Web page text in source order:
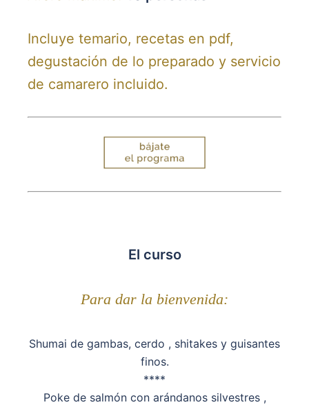
Incluye temario, recetas en pdf,
degustación de lo preparado y servicio
de camarero incluido.
El curso
Para dar la bienvenida:
Shumai de gambas, cerdo , shitakes y guisantes
finos.
****
Poke de salmón con arándanos silvestres ,